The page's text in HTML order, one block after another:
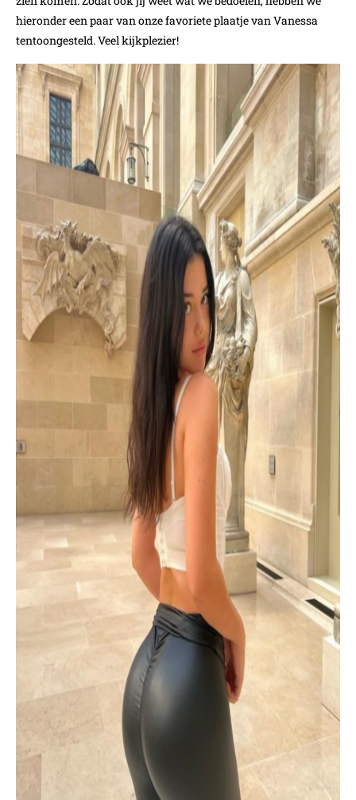
hieronder een paar van onze favoriete plaatje van Vanessa
tentoongesteld. Veel kijkplezier!